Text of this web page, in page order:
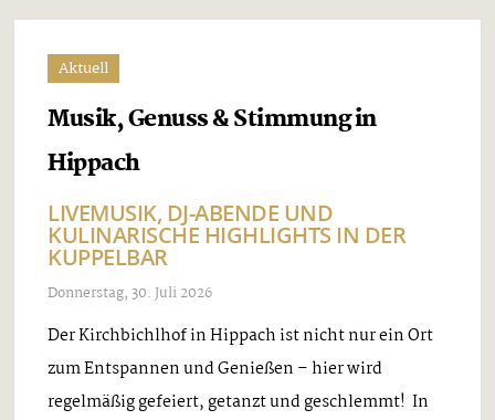
Aktuell
Musik, Genuss & Stimmung in
Hippach
LIVEMUSIK, DJ-ABENDE UND
KULINARISCHE HIGHLIGHTS IN DER
KUPPELBAR
Donnerstag, 30. Juli 2026
Der Kirchbichlhof in Hippach ist nicht nur ein Ort
zum Entspannen und Genießen – hier wird
regelmäßig gefeiert, getanzt und geschlemmt! In